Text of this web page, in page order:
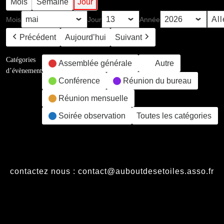
Mois Semaine Jour
Mois Jour Année
Précédent Aujourd’hui Suivant
Catégories
d’évènement
Assemblée générale Autre
Conférence Réunion du bureau
Réunion mensuelle
Soirée observation Toutes les catégories
contactez nous : contact@auboutdesetoiles.asso.fr